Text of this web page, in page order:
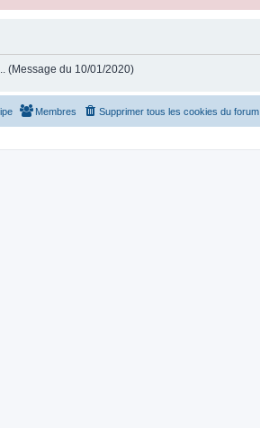
(Message du 10/01/2020)
Supprimer tous les cookies du forum
Membres